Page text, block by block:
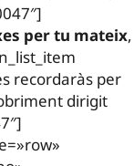
per tu mateix,
recordaràs per
dirigit